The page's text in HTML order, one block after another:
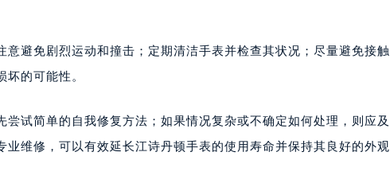
避免剧烈运动和撞击；定期清洁手表并检查其状况；尽量避免接触
的可能性。
试简单的自我修复方法；如果情况复杂或不确定如何处理，则应及
维修，可以有效延长江诗丹顿手表的使用寿命并保持其良好的外观